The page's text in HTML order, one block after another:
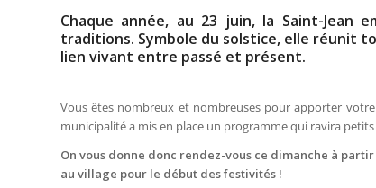
Chaque année, au 23 juin, la Saint-
traditions. Symbole du solstice, elle réunit
lien vivant entre passé et présent.
Vous êtes nombreux et nombreuses pour apporter
municipalité a mis en place un programme qui ravira
On vous donne donc rendez-vous ce dimanche à
au village pour le début des festivités !